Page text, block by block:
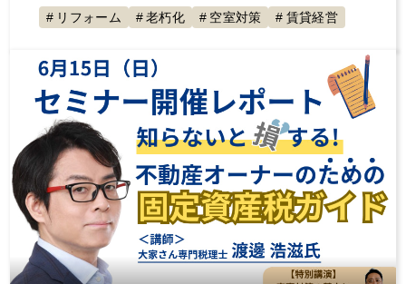
リフォーム
老朽化 空室対策 賃貸経営